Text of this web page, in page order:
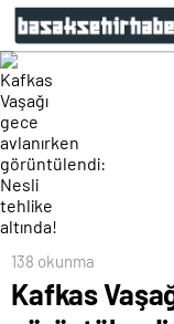
138 okunma
Kafkas